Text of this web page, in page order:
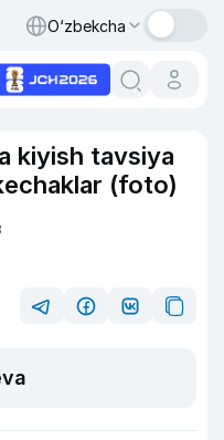
O‘zbekcha
kiyish tavsiya
(foto)